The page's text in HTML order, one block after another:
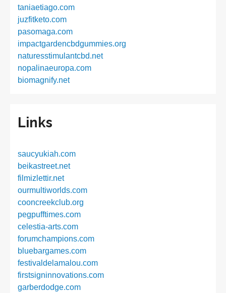
taniaetiago.com
juzfitketo.com
pasomaga.com
impactgardencbdgummies.org
naturesstimulantcbd.net
nopalinaeuropa.com
biomagnify.net
Links
saucyukiah.com
beikastreet.net
filmizlettir.net
ourmultiworlds.com
cooncreekclub.org
pegpufftimes.com
celestia-arts.com
forumchampions.com
bluebargames.com
festivaldelamalou.com
firstsigninnovations.com
garberdodge.com